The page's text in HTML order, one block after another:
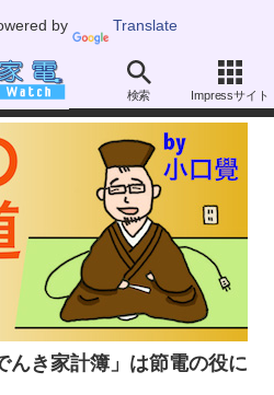
by Translate
検索 Impressサイト
んき家計簿」は節電の役に